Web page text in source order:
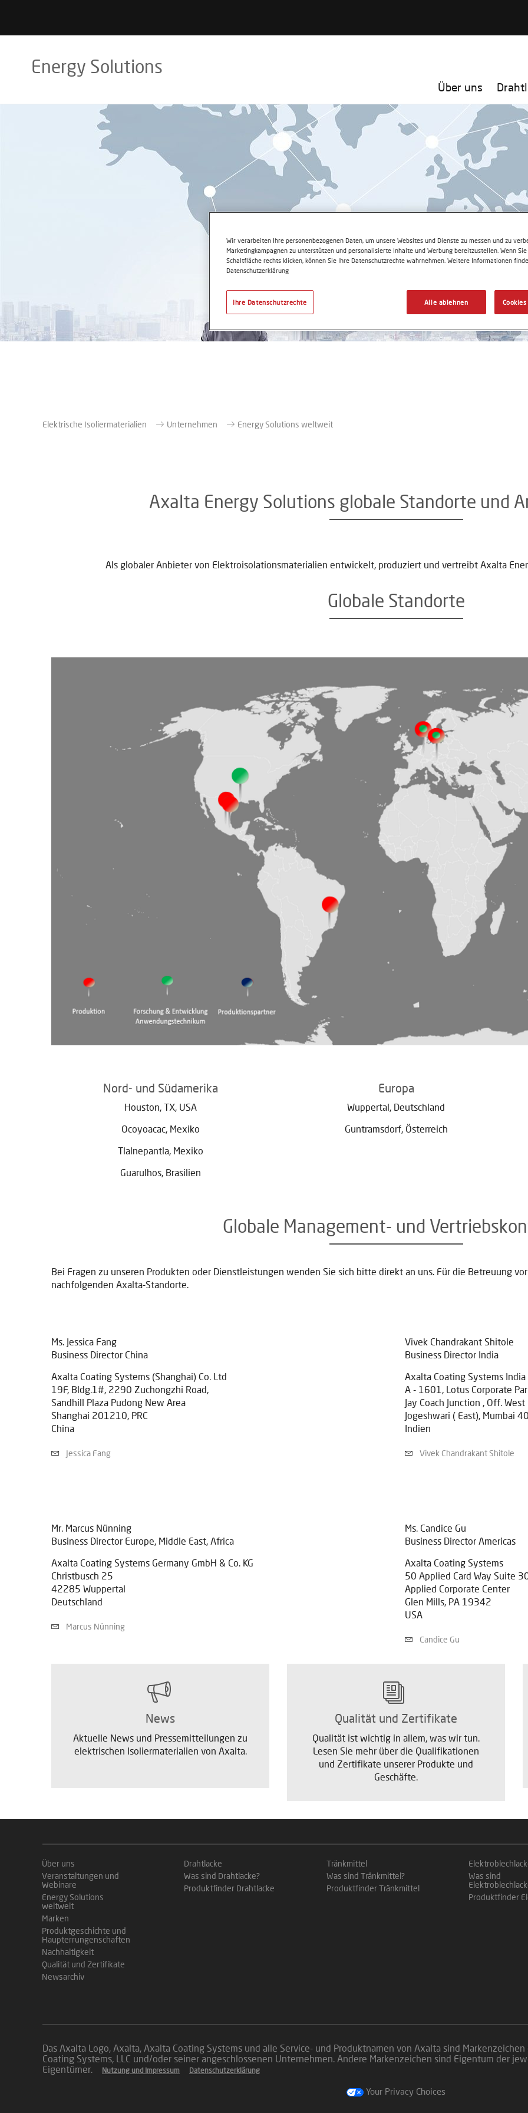
Energy Solutions
Über uns
Elektrische Isoliermaterialien Unternehmen Energy Solutions weltweit
Axalta Energy Solutions globale Standorte und
Als globaler Anbieter von Elektroisolationsmaterialien entwickelt, produziert und vertreibt Axalta
Globale Standorte
Nord- und Südamerika
Houston, TX, USA
Ocoyoacac, Mexiko
Tlalnepantla, Mexiko
Guarulhos, Brasilien
Europa
Wuppertal, Deutschland
Guntramsdorf, Österreich
Globale Management- und
Bei Fragen zu unseren Produkten oder Dienstleistungen wenden Sie sich bitte direkt an uns. Für die Betreuung
nachfolgenden Axalta-Standorte.
Ms. Jessica Fang
Business Director China
Axalta Coating Systems (Shanghai) Co. Ltd
19F, Bldg.1#, 2290 Zuchongzhi Road,
Sandhill Plaza Pudong New Area
Shanghai 201210, PRC
China
Jessica Fang
Vivek Chandrakant Shitole
Business Director India
Axalta Coating Systems India
A - 1601, Lotus Corporate
Jay Coach Junction , Off.
Jogeshwari ( East), Mumbai
Indien
Vivek Chandrakant Shitole
Mr. Marcus Nünning
Business Director Europe, Middle East, Africa
Axalta Coating Systems Germany GmbH & Co. KG
Christbusch 25
42285 Wuppertal
Deutschland
Marcus Nünning
Ms. Candice Gu
Business Director Americas
Axalta Coating Systems
50 Applied Card Way Suite
Applied Corporate Center
Glen Mills, PA 19342
USA
Candice Gu
News
Aktuelle News und Pressemitteilungen zu
elektrischen Isoliermaterialien von Axalta.
Qualität und Zertifikate
Qualität ist wichtig in allem, was wir tun.
Lesen Sie mehr über die Qualifikationen
und Zertifikate unserer Produkte und
Geschäfte.
Über uns
Veranstaltungen und
Webinare
Energy Solutions
weltweit
Marken
Produktgeschichte und
Haupterrungenschaften
Nachhaltigkeit
Qualität und Zertifikate
Newsarchiv
Drahtlacke
Was sind Drahtlacke?
Produktfinder Drahtlacke
Tränkmittel
Was sind Tränkmittel?
Produktfinder Tränkmittel
Was sind
Produktfinder
Das Axalta Logo, Axalta, Axalta Coating Systems und alle Service- und Produktnamen von Axalta sind
Coating Systems, LLC und/oder seiner angeschlossenen Unternehmen. Andere Markenzeichen sind Eigentum der
Eigentümer.
Nutzung und Impressum Datenschutzerklärung
Your Privacy Choices
Wir verarbeiten Ihre personenbezogenen Daten, um unsere Websites und Dienste zu messen und zu
Marketingkampagnen zu unterstützen und personalisierte Inhalte und Werbung bereitzustellen. Wenn
Schaltfläche rechts klicken, können Sie Ihre Datenschutzrechte wahrnehmen. Weitere Informationen
Datenschutzerklärung
Alle ablehnen
Ihre Datenschutzrechte